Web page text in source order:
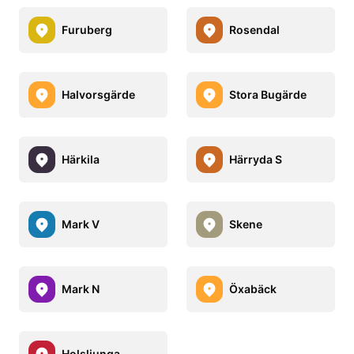
Furuberg Rosendal
Halvorsgärde Stora Bugärde
Härkila Härryda S
Mark V Skene
Mark N Öxabäck